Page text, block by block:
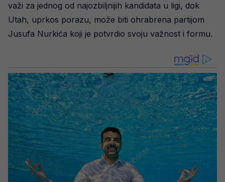
važi za jednog od najozbiljnijih kandidata u ligi, dok
Utah, uprkos porazu, može biti ohrabrena partijom
Jusufa Nurkića koji je potvrdio svoju važnost i formu.